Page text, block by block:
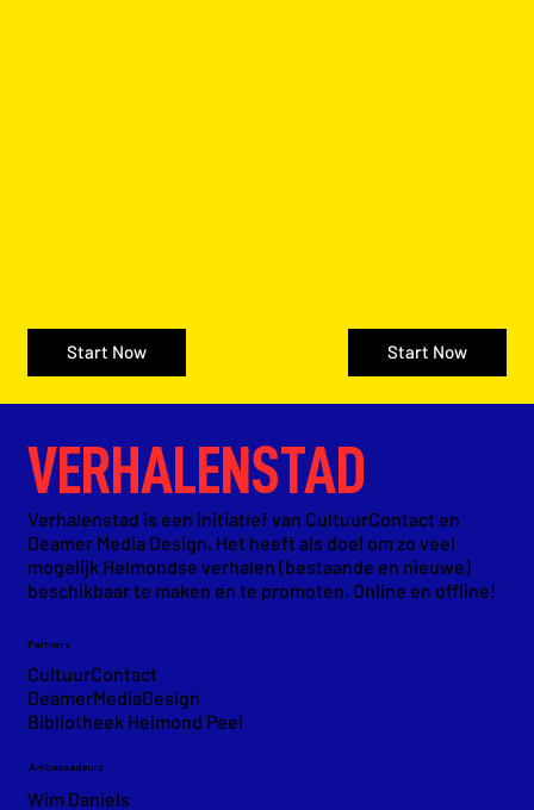
Start Now Start Now
VERHALENSTAD
Verhalenstad is een initiatief van CultuurContact en
Deamer Media Design. Het heeft als doel om zo veel
mogelijk Helmondse verhalen (bestaande en nieuwe)
beschikbaar te maken en te promoten. Online en offline!
Partners
CultuurContact
DeamerMediaDesign
Bibliotheek Helmond Peel
Ambassadeurs
Wim Daniels